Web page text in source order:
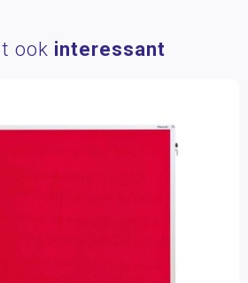
ook interessant